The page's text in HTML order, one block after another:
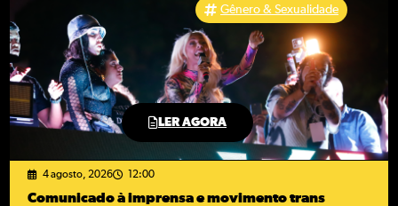
LER AGORA
Gênero & Sexualidade
4 agosto, 2026 12:00
Comunicado à imprensa e movimento trans